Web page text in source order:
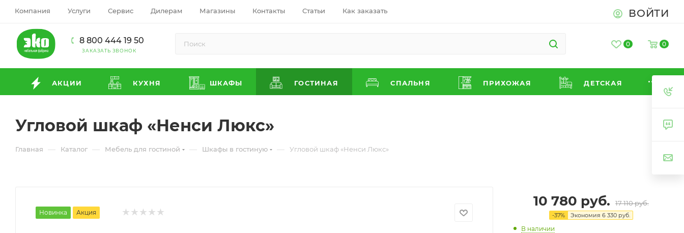
Компания Услуги Сервис Дилерам Магазины Контакты Статьи Как заказать ВОЙТИ
8 800 444 19 50
ЗАКАЗАТЬ ЗВОНОК
0 0
АКЦИИ КУХНЯ ШКАФЫ ГОСТИНАЯ СПАЛЬНЯ ПРИХОЖАЯ ДЕТСКАЯ
Угловой шкаф «Ненси Люкс»
Главная — Каталог — Мебель для гостиной — Шкафы в гостиную — Угловой шкаф «Ненси Люкс»
Новинка Акция
10 780 руб. 17 110руб.
-37% Экономия 6 330 руб.
В наличии